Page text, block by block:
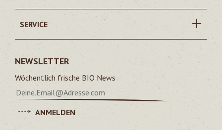
SERVICE
NEWSLETTER
Wöchentlich frische BIO News
ANMELDEN